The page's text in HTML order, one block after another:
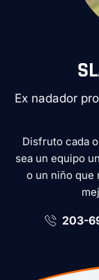
Ex nadador
Disfruto cada
sea un equipo
o un niño que
203-